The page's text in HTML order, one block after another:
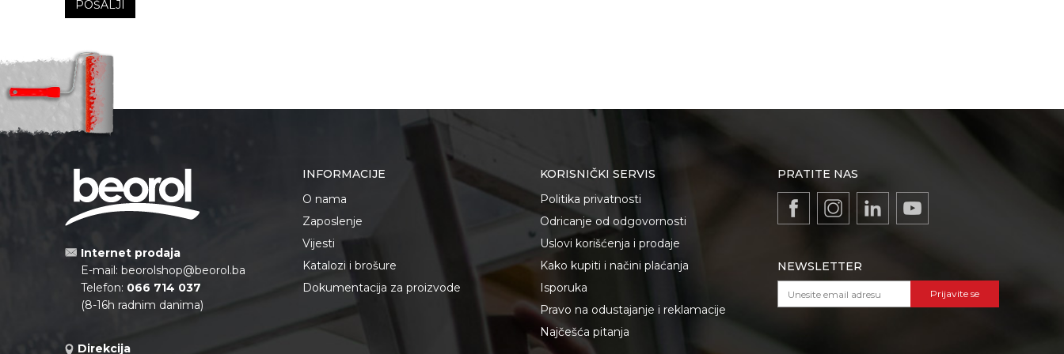
POŠALJI
Internet prodaja
E-mail: beorolshop@beorol.ba
Telefon: 066 714 037
(8-16h radnim danima)
Direkcija
INFORMACIJE
O nama
Zaposlenje
Vijesti
Katalozi i brošure
Dokumentacija za proizvode
KORISNIČKI SERVIS
Politika privatnosti
Odricanje od odgovornosti
Uslovi korišćenja i prodaje
Kako kupiti i načini plaćanja
Isporuka
Pravo na odustajanje i reklamacije
Najčešća pitanja
PRATITE NAS
NEWSLETTER
Prijavite se